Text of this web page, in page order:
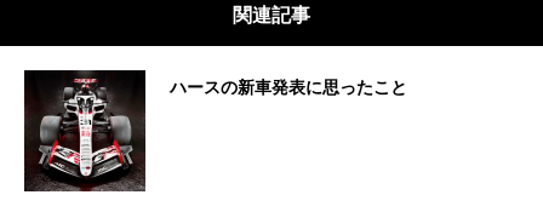
関連記事
ハースの新車発表に思ったこと